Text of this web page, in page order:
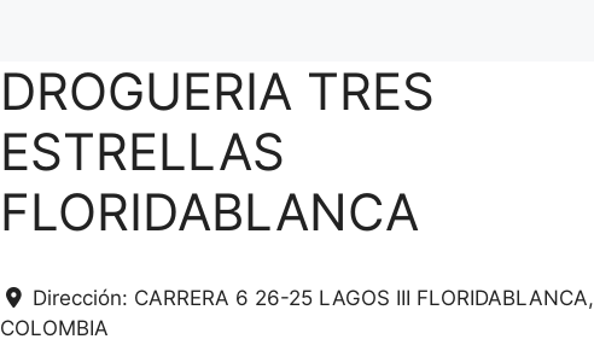
DROGUERIA TRES
ESTRELLAS
FLORIDABLANCA
Dirección: CARRERA 6 26-25 LAGOS III FLORIDABLANCA,
COLOMBIA